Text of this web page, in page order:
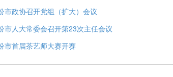
市政协召开党组（扩大）会议
市人大常委会召开第23次主任会议
市首届茶艺师大赛开赛